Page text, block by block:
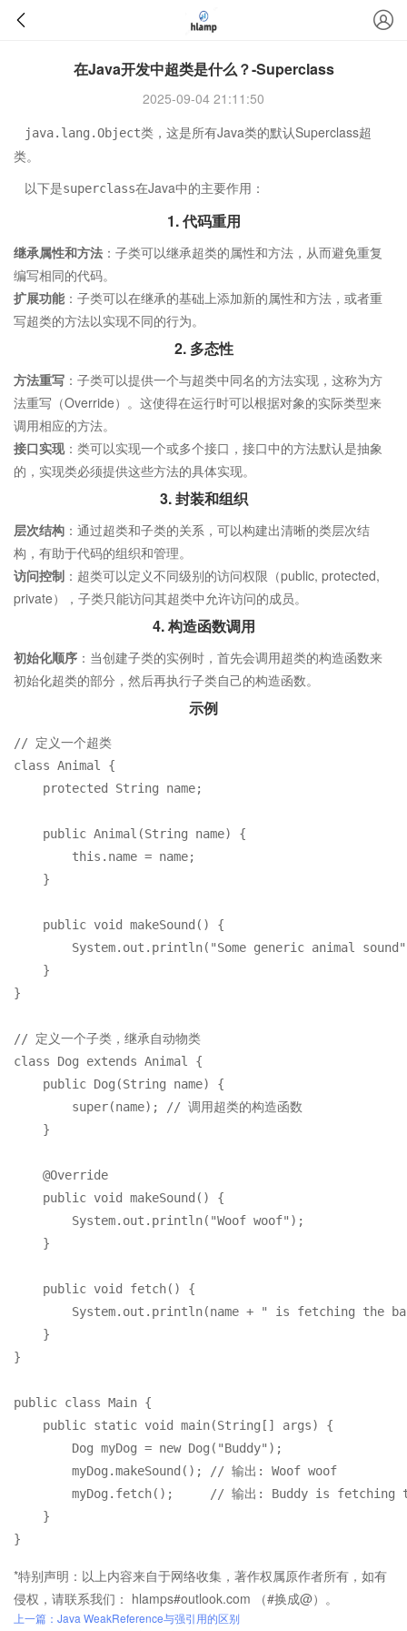
在Java开发中超类是什么？-Superclass
2025-09-04 21:11:50
java.lang.Object类，这是所有Java类的默认Superclass超
类。
以下是superclass在Java中的主要作用：
1.代码重用
继承属性和方法 ：子类可以继承超类的属性和方法，从而避免重复
编写相同的代码。
扩展功能：子类可以在继承的基础上添加新的属性和方法，或者重
写超类的方法以实现不同的行为。
2. 多态性
方法重写 ：子类可以提供一个与超类中同名的方法实现，这称为方
法重写（Override）。这使得在运行时可以根据对象的实际类型来
调用相应的方法。
接口实现：类可以实现一个或多个接口，接口中的方法默认是抽象
的，实现类必须提供这些方法的具体实现。
3.封装和组织
层次结构 ：通过超类和子类的关系，可以构建出清晰的类层次结
构，有助于代码的组织和管理。
访问控制 ：超类可以定义不同级别的访问权限（public, protected,
private），子类只能访问其超类中允许访问的成员。
4.构造函数调用
初始化顺序 ：当创建子类的实例时，首先会调用超类的构造函数来
初始化超类的部分，然后再执行子类自己的构造函数。
示例
// 定义一个超类
class Animal
{
protected
String name;
public Animal (String name)
{
this .name = name;
    }
public void makeSound ()
{
        System.out.println(
"Some generic animal sound"
    }
}
// 定义一个子类，继承自动物类
class
Dog extends Animal
{
public Dog (String name)
{
super(name);
// 调用超类的构造函数
    }
@Override
public void makeSound ()
{
        System.out.println(
"Woof woof" );
    }
public void fetch()
{
        System.out.println(name +
" is fetching the
    }
}
public class Main {
public static void main(String[] args)
{
Dog myDog = new Dog ( "Buddy" );
        myDog.makeSound();
// 输出: Woof woof
        myDog.fetch();
// 输出: Buddy is fetching
    }
*特别声明：以上内容来自于网络收集，著作权属原作者所有，如有
侵权，请联系我们： hlamps#outlook.com （#换成@）。
上一篇：Java WeakReference与强引用的区别